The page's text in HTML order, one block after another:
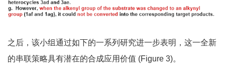
之后，该小组通过如下的一系列研究进一步表明，这一全新
的串联策略具有潜在的合成应用价值 (Figure 3)。